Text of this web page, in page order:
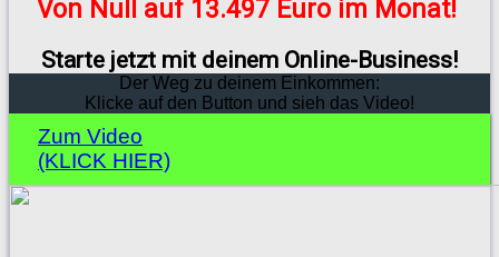
Von Null auf 13.497 Euro im Monat!
Starte jetzt mit deinem Online-Business!
Der Weg zu deinem Einkommen:
Klicke auf den Button und sieh das Video!
Zum Video
(KLICK HIER)